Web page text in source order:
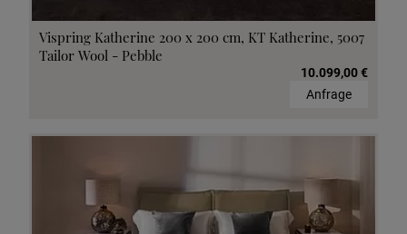
Vispring Katherine 200 x 200 cm, KT Katherine, 5007
Tailor Wool - Pebble
10.099,00 €
Anfrage